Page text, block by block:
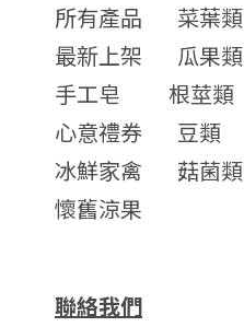
所有產品
菜葉類
最新上架
瓜果類
手工皂
根莖類
心意禮券
豆類
冰鮮家禽
菇菌類
懷舊涼果
聯絡我們